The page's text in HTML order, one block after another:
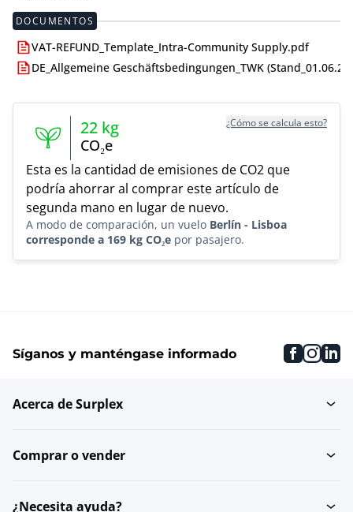
DOCUMENTOS
VAT-REFUND_Template_Intra-Community Supply.pdf
DE_Allgemeine Geschäftsbedingungen_TWK
22 kg
CO₂e
¿Cómo se calcula esto?
Esta es la cantidad de emisiones de CO2 que
podría ahorrar al comprar este artículo de
segunda mano en lugar de nuevo.
A modo de comparación, un vuelo Berlín - Lisboa
corresponde a 169 kg CO₂e por pasajero.
Síganos y manténgase informado
Acerca de Surplex
Comprar o vender
¿Necesita ayuda?